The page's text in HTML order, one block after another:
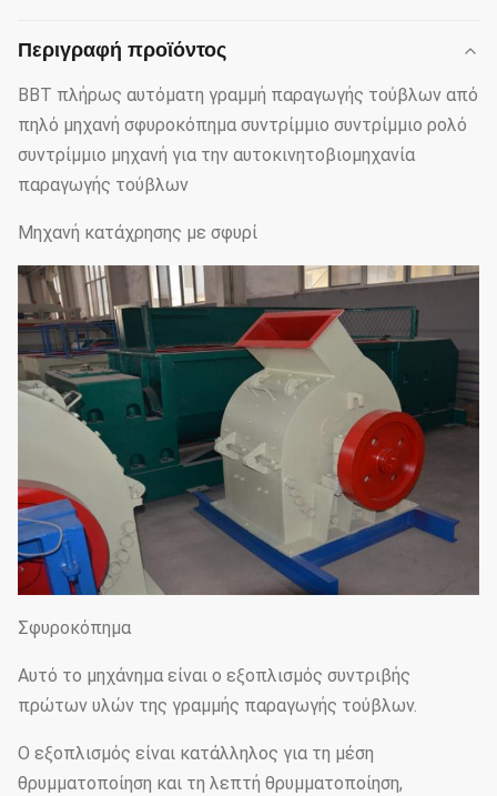
Περιγραφή προϊόντος
BBT πλήρως αυτόματη γραμμή παραγωγής τούβλων από
πηλό μηχανή σφυροκόπημα συντρίμμιο συντρίμμιο ρολό
συντρίμμιο μηχανή για την αυτοκινητοβιομηχανία
παραγωγής τούβλων
Μηχανή κατάχρησης με σφυρί
Σφυροκόπημα
Αυτό το μηχάνημα είναι ο εξοπλισμός συντριβής
πρώτων υλών της γραμμής παραγωγής τούβλων.
Ο εξοπλισμός είναι κατάλληλος για τη μέση
θρυμματοποίηση και τη λεπτή θρυμματοποίηση,